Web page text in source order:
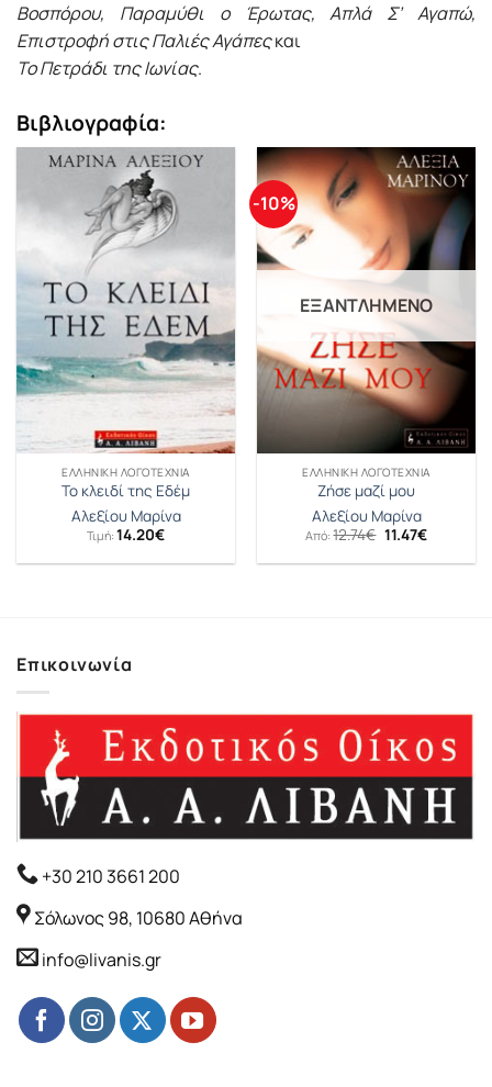
Βοσπόρου, Παραμύθι ο Έρωτας, Απλά Σ’ Αγαπώ,
Επιστροφή στις Παλιές Αγάπεςκαι
Το Πετράδι της Ιωνίας.
Βιβλιογραφία:
ΕΛΛΗΝΙΚΉ ΛΟΓΟΤΕΧΝΊΑ
Το κλειδί της Εδέμ
Αλεξίου Μαρίνα
Τιμή: 14.20€
-10%
ΕΞΑΝΤΛΗΜΈΝΟ
ΕΛΛΗΝΙΚΉ ΛΟΓΟΤΕΧΝΊΑ
Ζήσε μαζί μου
Αλεξίου Μαρίνα
Από:12.74€ Original
was:
11.47€Η
τιμή
Επικοινωνία
+30 210 3661 200
Σόλωνος 98, 10680 Αθήνα
info@livanis.gr